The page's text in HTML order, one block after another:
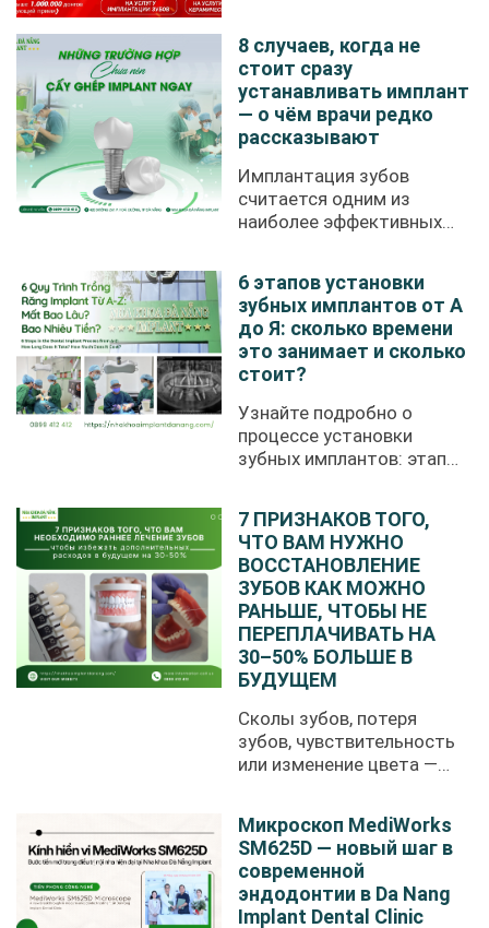
8 случаев, когда не
стоит сразу
устанавливать имплант
— о чём врачи редко
рассказывают
Имплантация зубов
считается одним из
наиболее эффективных
6 этапов установки
зубных имплантов от А
до Я: сколько времени
это занимает и сколько
стоит?
Узнайте подробно о
процессе установки
зубных имплантов: этапы
7 ПРИЗНАКОВ ТОГО,
ЧТО ВАМ НУЖНО
ВОССТАНОВЛЕНИЕ
ЗУБОВ КАК МОЖНО
РАНЬШЕ, ЧТОБЫ НЕ
ПЕРЕПЛАЧИВАТЬ НА
30–50% БОЛЬШЕ В
БУДУЩЕМ
Сколы зубов, потеря
зубов, чувствительность
или изменение цвета —
Микроскоп MediWorks
SM625D — новый шаг в
современной
эндодонтии в Da Nang
Implant Dental Clinic